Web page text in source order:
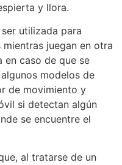
y llora.
utilizada para
juegan en otra
en caso de que se
modelos de
de movimiento y
si detectan algún
se encuentre el
al tratarse de un